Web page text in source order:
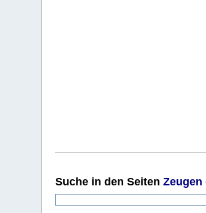
Suche in den SeitenZeugen